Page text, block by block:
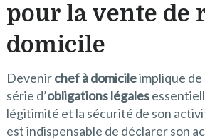
pour la vente de
domicile
Devenirchef à domicileimplique de
série d’obligations légales
légitimité et la sécurité de son
est indispensable de déclarer son